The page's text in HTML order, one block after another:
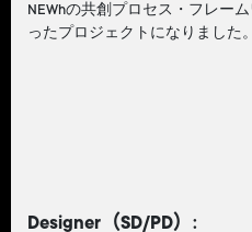
NEWhの共創プロセス・フレー
ったプロジェクトになりました。
Designer（SD/PD）: